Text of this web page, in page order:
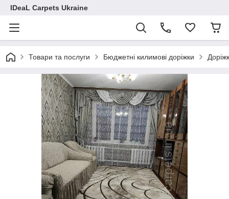
IDeaL Carpets Ukraine
Товари та послуги Бюджетні килимові доріжки